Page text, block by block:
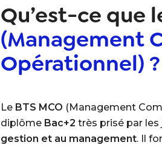
Qu’est-ce que
(Management
Opérationnel) ?
Le BTS MCO (Management
diplôme Bac+2 très prisé par les
gestion et au management. Il